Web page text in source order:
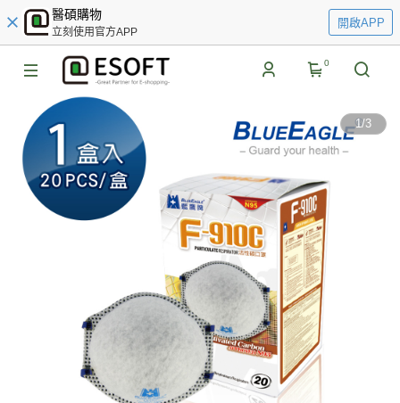
醫碩購物
立刻使用官方APP
開啟APP
0
1/3